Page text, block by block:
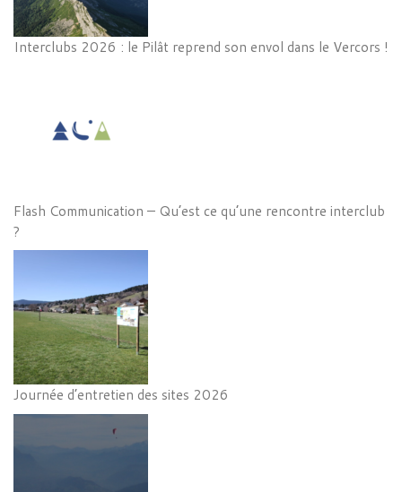
Interclubs 2026 : le Pilât reprend son envol dans le Vercors !
Flash Communication – Qu’est ce qu’une rencontre interclub
?
Journée d’entretien des sites 2026